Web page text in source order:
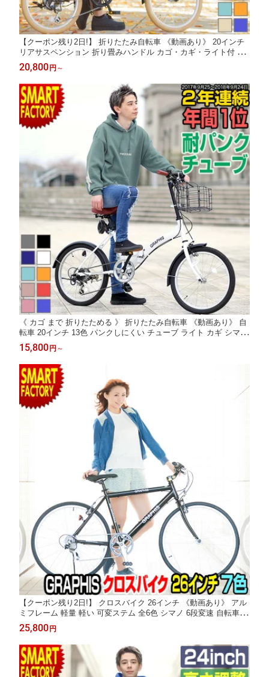
【クーポン残り2日!】 折りたたみ自転車 《動画あり》 20インチ
リアサスペンション 折り畳みハンドル カゴ・カギ・ライト付 シ
マノ製6段変速 自転車 小径車 小径自転車 ミニベロ 折り畳み自転
車 防災 通勤 通学 ☆ プレゼント ギフト 防災 猛暑 酷暑対策 熱中
症対策 節約
20,800 円 ～
《 カゴ まで 折りたためる 》 折りたたみ自転車 《動画あり》 自
転車 20インチ 13色 パンクしにくい チューブ ライト カギ シマノ
6段変速 シティサイクル 通勤 通学 おしゃれ かわいい ☆ プレゼ
ント ギフト 防災 猛暑 酷暑対策 熱中症対策 節約
15,800 円 ～
【クーポン残り2日!】 クロスバイク 26インチ 《動画あり》 アル
ミフレーム 軽量 軽い 可変ステム 全6色 シマノ 6段変速 自転車 ス
タンド付き メンズ レディース 車体 本体 おしゃれ 初心者 通勤 通
学 ☆ プレゼント ギフト 防災 猛暑 酷暑対策 熱中症対策 節約
25,800 円